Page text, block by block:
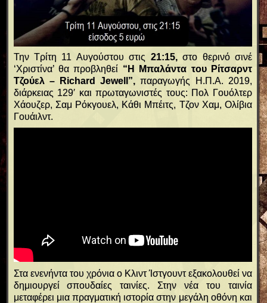
Την Τρίτη 11 Αυγούστου στις 21:15,στο θερινό σινέ
‘Χριστίνα’ θα προβληθεί “ Η Μπαλάντα του Ρίτσαρντ
Τζούελ – Richard Jewell”,παραγωγής Η.Π.Α. 2019,
διάρκειας 129′ και πρωταγωνιστές τους: Πολ Γουόλτερ
Χάουζερ, Σαμ Ρόκγουελ, Κάθι Μπέιτς, Τζον Χαμ, Ολίβια
Γουάιλντ.
Στα ενενήντα του χρόνια ο Κλιντ Ίστγουντ εξακολουθεί να
δημιουργεί σπουδαίες ταινίες. Στην νέα του ταινία
μεταφέρει μια πραγματική ιστορία στην μεγάλη οθόνη και